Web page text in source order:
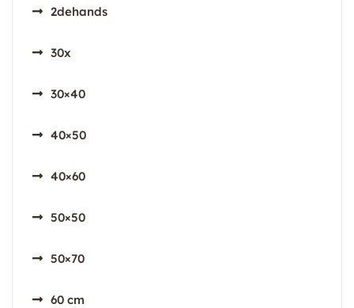
2dehands
30x
30×40
40×50
40×60
50×50
50×70
60 cm